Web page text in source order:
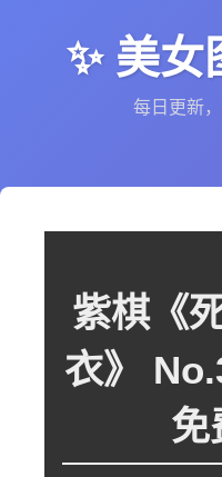
✨ 美女
每日更新
紫棋《
衣》
免